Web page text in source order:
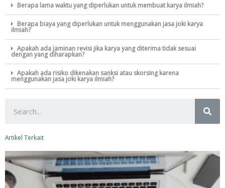
Berapa lama waktu yang diperlukan untuk membuat karya ilmiah?
Berapa biaya yang diperlukan untuk menggunakan jasa joki karya
ilmiah?
Apakah ada jaminan revisi jika karya yang diterima tidak sesuai
dengan yang diharapkan?
Apakah ada risiko dikenakan sanksi atau skorsing karena
menggunakan jasa joki karya ilmiah?
Artikel Terkait